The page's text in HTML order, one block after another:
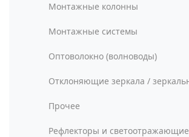
Монтажные колонны
Монтажные системы
Оптоволокно (волноводы)
Отклоняющие зеркала /
Прочее
Рефлекторы и